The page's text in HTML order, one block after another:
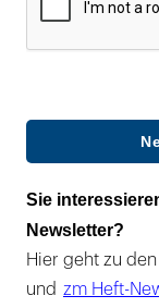
Sie
Newsletter?
Hier geht zu
und zm Heft-